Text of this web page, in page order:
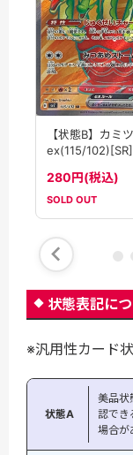
【状態B】カミ
ex(115/102)[SR]
280円(税込)
SOLD OUT
状態表記に
※汎用性カード
状態A
美品状
認でき
場合が